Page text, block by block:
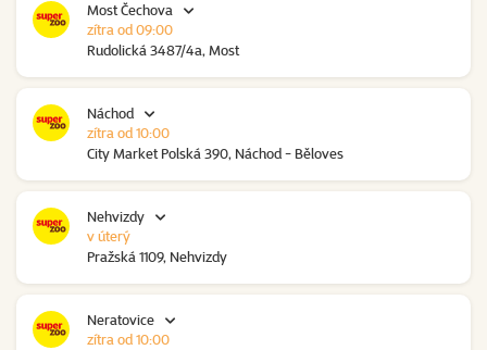
Most Čechova
Rudolická 3487/4a, Most
zítra od 09:00
Náchod
City Market Polská 390, Náchod - Běloves
zítra od 10:00
Nehvizdy
Pražská 1109, Nehvizdy
v úterý
Neratovice
zítra od 10:00